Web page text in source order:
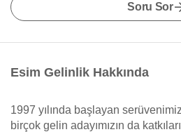
Soru Sor
Esim Gelinlik Hakkında
1997 yılında başlayan
birçok gelin adayımızın da